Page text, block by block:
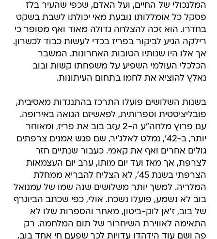
המלנכולי של החיים, ועל האדם, שכפי שהעיר בלז
פסקל כל אומללותו נובעת מאי יכולתו לשבת בשקט
בחדרו. הוא זכה להצלחה גדולה מאוד ואף מסופר כי
רילקה הגיע לביקור בפריז בכדי לעשות כבוד לכשרון.
אך אלו היו שנותיו הטובות האחרונות. המשבר
הכלכלי העולמי השפיע על משפחתו קשות ובוב
נאלץ להוציא את לחמו בתחום העיתונות.
בשנות השלושים פועלו התרכז בהתנגדות מאסיבית,
פובליציסטית וספרותית, לפאשיזם הגואה באירופה.
עם פרוץ מלחה"ע ה-2 עזב בוב את פריז, ומאוחר
יותר, ב-42', נמלט לאלג'יר, שם פגש אמנים צרפתים
גולים אחרים ואף את קאמי. כעבור שנתיים חזר
לצרפת, אך מאז ועד יום מותו, ערב יום העצמאות
הצרפתי בשנת 45', לא הצליח להבריא ממחלת
המלריה. למשך יותר משלושים שנה שמו של עמנואל
בוב לא נשמע, פועלו נשכח. אולי, כפי שכתב הביוגרף
של בוב, ז'אן לוק-ביטון, מאחר והספרות שלו לא
התאימה לאווירת השיחרור של תום המלחמה. רק
פה ושם עוד הידהדו עדויות לכך שפעם חי אחד בוב,